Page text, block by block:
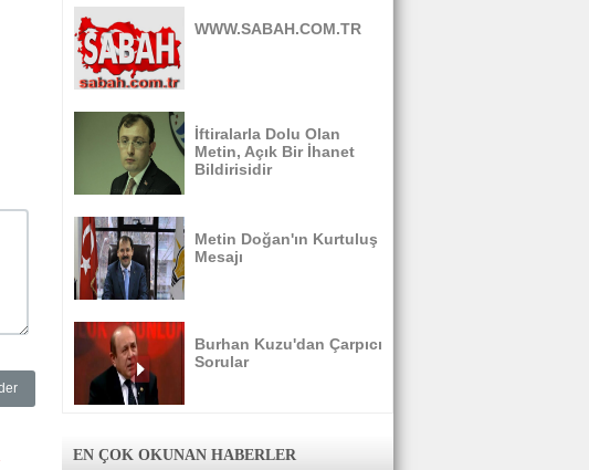
WWW.SABAH.COM.TR
İftiralarla Dolu Olan
Metin, Açık Bir İhanet
Bildirisidir
Metin Doğan'ın Kurtuluş
Mesajı
Burhan Kuzu'dan Çarpıcı
Sorular
EN ÇOK OKUNAN HABERLER